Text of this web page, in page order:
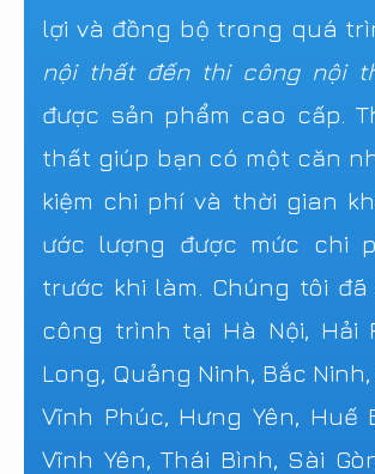
lợi và đồng bộ trong quá
nội thất đến thi công nội
được sản phẩm cao cấp.
thất giúp bạn có một căn
kiệm chi phí và thời gian
ước lượng được mức chi
trước khi làm. Chúng tôi đã
công trình tại Hà Nội, Hải
Long, Quảng Ninh, Bắc
Vĩnh Phúc, Hưng Yên, Huế
Vĩnh Yên, Thái Bình, Sài